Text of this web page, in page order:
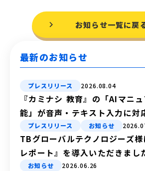
お知らせ一覧に戻
最新のお知らせ
プレスリリース 2026.08.04
『カミナシ 教育』の「AIマニ
能」が音声・テキスト入力に対
プレスリリース お知らせ
TBグローバルテクノロジーズ
レポート』を導入いただきまし
お知らせ 2026.06.26